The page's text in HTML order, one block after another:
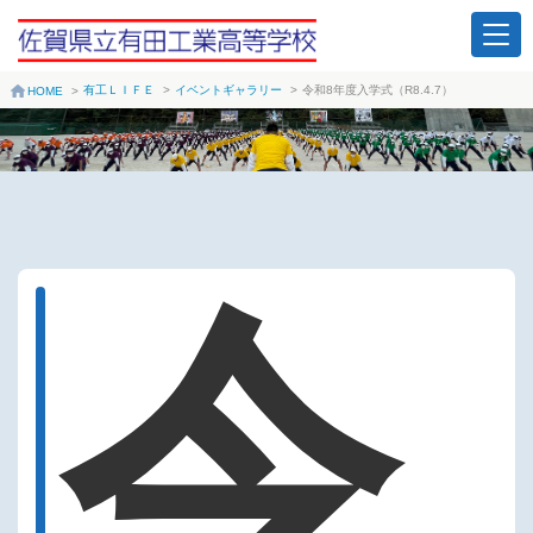
HOME > 有工ＬＩＦＥ > イベントギャラリー > 令和8年度入学式（R8.4.7）